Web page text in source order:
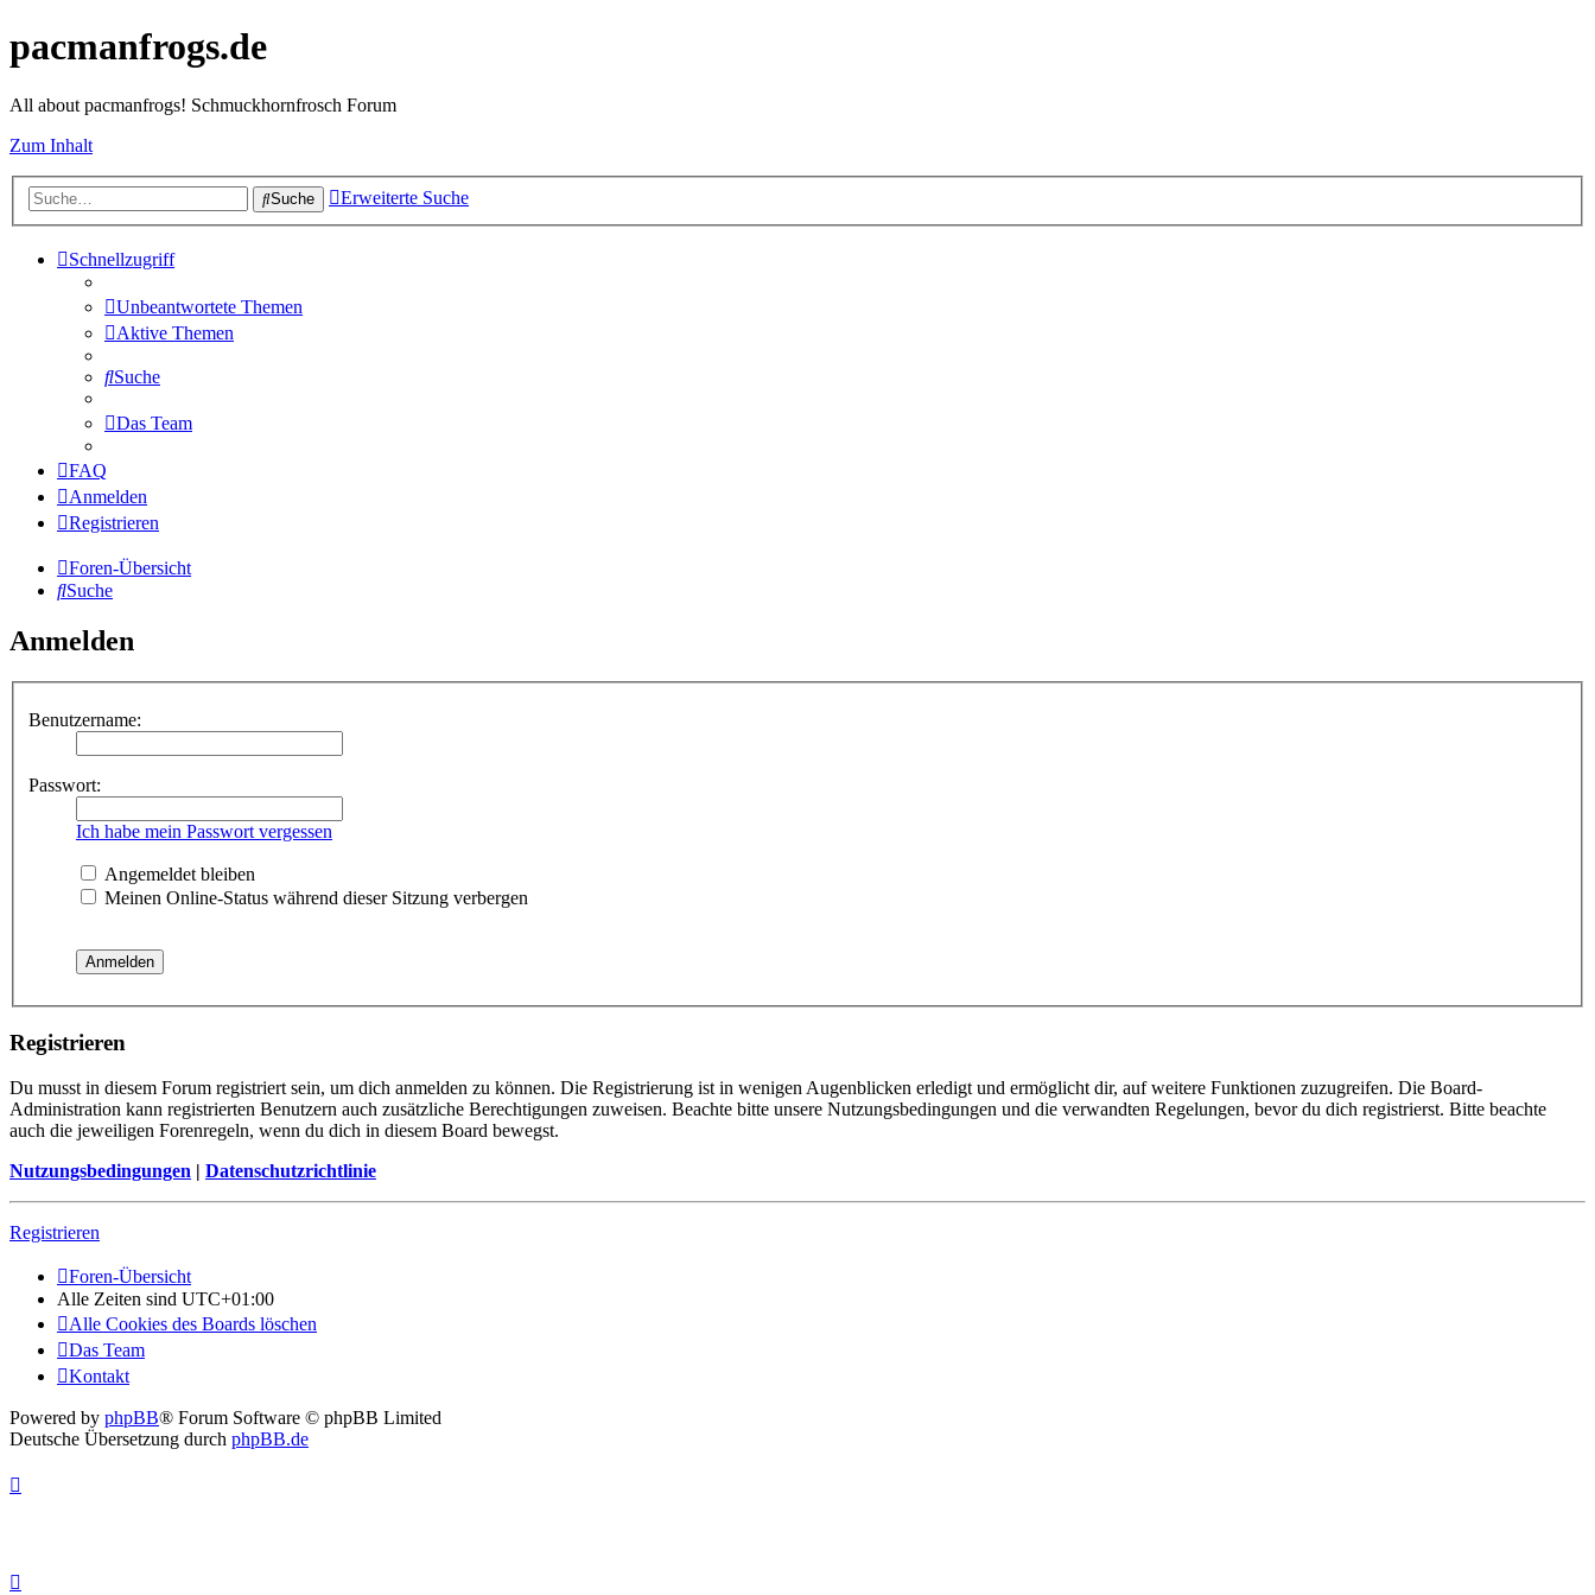
pacmanfrogs.de
All about pacmanfrogs! Schmuckhornfrosch Forum
Zum Inhalt
Suche Erweiterte Suche
Schnellzugriff
Unbeantwortete Themen
Aktive Themen
Suche
Das Team
FAQ
Anmelden
Registrieren
Foren-Übersicht
Suche
Anmelden
Benutzername:
Passwort:
Ich habe mein Passwort vergessen
Angemeldet bleiben
Meinen Online-Status während dieser Sitzung verbergen
Registrieren
Du musst in diesem Forum registriert sein, um dich anmelden zu können. Die Registrierung ist in wenigen Augenblicken erledigt und ermöglicht dir, auf weitere Funktionen zuzugreifen. Die Board-
Administration kann registrierten Benutzern auch zusätzliche Berechtigungen zuweisen. Beachte bitte unsere Nutzungsbedingungen und die verwandten Regelungen, bevor du dich registrierst. Bitte beachte
auch die jeweiligen Forenregeln, wenn du dich in diesem Board bewegst.
Nutzungsbedingungen | Datenschutzrichtlinie
Registrieren
Foren-Übersicht
Alle Zeiten sind UTC+01:00
Alle Cookies des Boards löschen
Das Team
Kontakt
Powered by phpBB® Forum Software © phpBB Limited
Deutsche Übersetzung durch phpBB.de